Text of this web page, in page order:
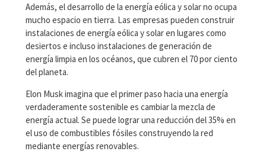
Además, el desarrollo de la energía eólica y solar no ocupa
mucho espacio en tierra. Las empresas pueden construir
instalaciones de energía eólica y solar en lugares como
desiertos e incluso instalaciones de generación de
energía limpia en los océanos, que cubren el 70 por ciento
del planeta.
Elon Musk imagina que el primer paso hacia una energía
verdaderamente sostenible es cambiar la mezcla de
energía actual. Se puede lograr una reducción del 35% en
el uso de combustibles fósiles construyendo la red
mediante energías renovables.